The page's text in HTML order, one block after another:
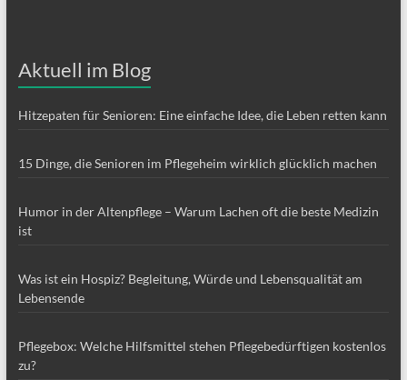
Aktuell im Blog
Hitzepaten für Senioren: Eine einfache Idee, die Leben retten kann
15 Dinge, die Senioren im Pflegeheim wirklich glücklich machen
Humor in der Altenpflege – Warum Lachen oft die beste Medizin
ist
Was ist ein Hospiz? Begleitung, Würde und Lebensqualität am
Lebensende
Pflegebox: Welche Hilfsmittel stehen Pflegebedürftigen kostenlos
zu?